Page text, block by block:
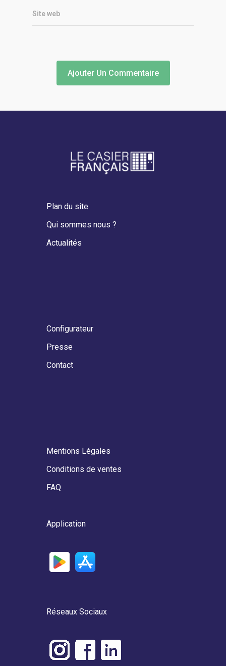
Site web
Plan du site
Qui sommes nous ?
Actualités
Configurateur
Presse
Contact
Mentions Légales
Conditions de ventes
FAQ
Application
Réseaux Sociaux